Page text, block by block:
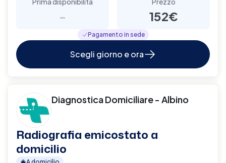
- 152€
Pagamento in sede
Scegli giorno e ora
Diagnostica Domiciliare - Albino
Radiografia emicostato a
domicilio